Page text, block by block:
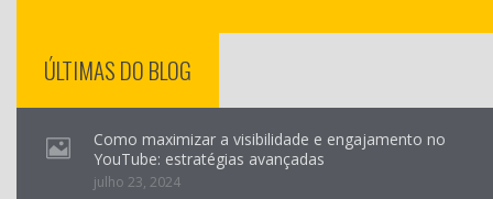
ÚLTIMAS DO BLOG
Como maximizar a visibilidade e engajamento no
YouTube: estratégias avançadas
julho 23, 2024